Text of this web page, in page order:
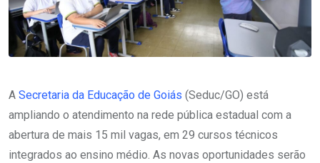
A Secretaria da Educação de Goiás (Seduc/GO) está
ampliando o atendimento na rede pública estadual com a
abertura de mais 15 mil vagas, em 29 cursos técnicos
integrados ao ensino médio. As novas oportunidades serão